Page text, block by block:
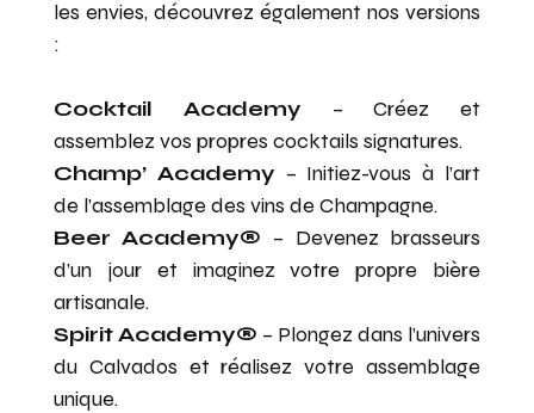
les envies, découvrez également nos versions
:
Cocktail Academy – Créez et
assemblez vos propres cocktails signatures.
Champ’ Academy – Initiez-vous à l’art
de l’assemblage des vins de Champagne.
Beer Academy® – Devenez brasseurs
d’un jour et imaginez votre propre bière
artisanale.
Spirit Academy® – Plongez dans l’univers
du Calvados et réalisez votre assemblage
unique.